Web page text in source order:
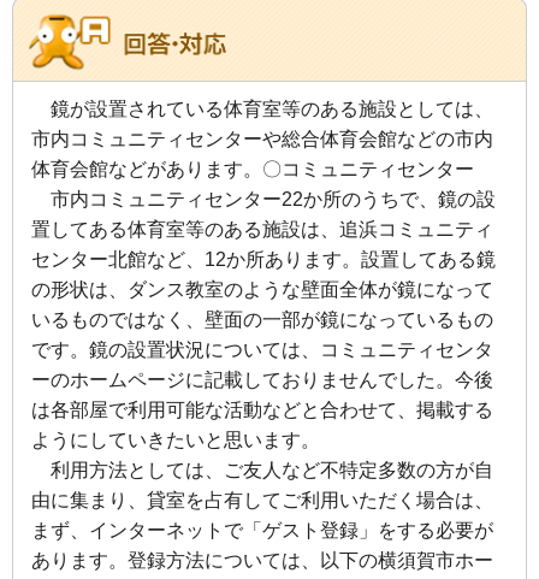
鏡が設置されている体育室等のある施設としては、
市内コミュニティセンターや総合体育会館などの市内
体育会館などがあります。 〇コミュニティセンター
市内コミュニティセンター22か所のうちで、鏡の設
置してある体育室等のある施設は、追浜コミュニティ
センター北館など、12か所あります。設置してある鏡
の形状は、ダンス教室のような壁面全体が鏡になって
いるものではなく、壁面の一部が鏡になっているもの
です。鏡の設置状況については、コミュニティセンタ
ーのホームページに記載しておりませんでした。今後
は各部屋で利用可能な活動などと合わせて、掲載する
ようにしていきたいと思います。
利用方法としては、ご友人など不特定多数の方が自
由に集まり、貸室を占有してご利用いただく場合は、
まず、インターネットで「ゲスト登録」をする必要が
あります。登録方法については、以下の横須賀市ホー